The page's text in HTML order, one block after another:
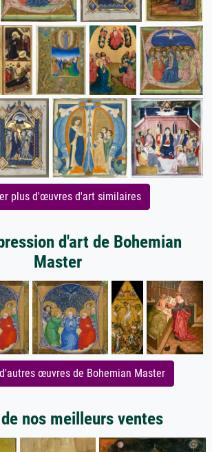
plus d'œuvres d'art similaires
d'art de Bohemian
Master
œuvres de Bohemian Master
nos meilleurs ventes